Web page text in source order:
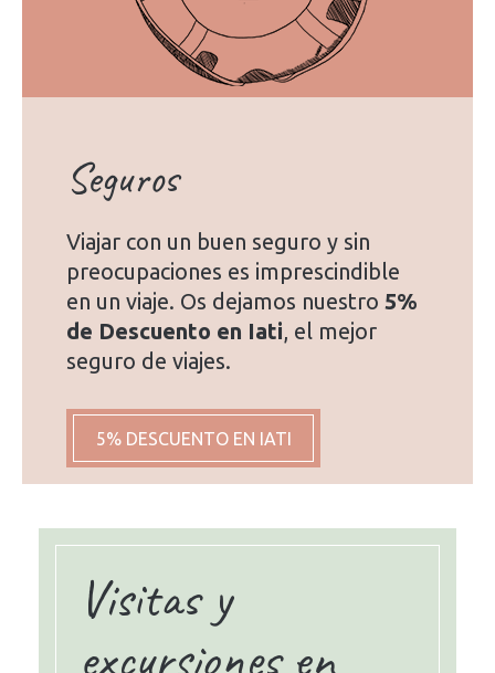
Seguros
Viajar con un buen seguro y sin
preocupaciones es imprescindible
en un viaje. Os dejamos nuestro 5%
de Descuento en Iati, el mejor
seguro de viajes.
5% DESCUENTO EN IATI
Visitas y
excursiones en